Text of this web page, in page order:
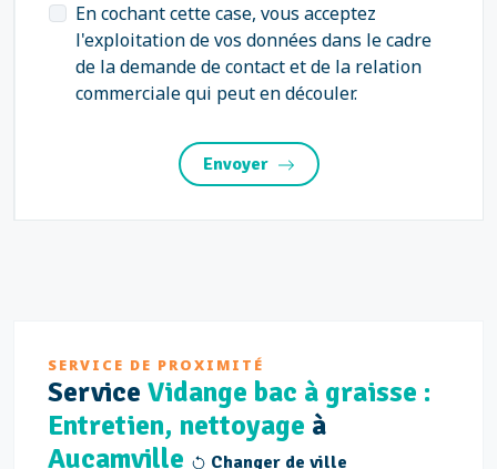
En cochant cette case, vous acceptez
l'exploitation de vos données dans le cadre
de la demande de contact et de la relation
commerciale qui peut en découler.
Envoyer
SERVICE DE PROXIMITÉ
Service Vidange bac à graisse :
Entretien, nettoyage à
Aucamville
Changer de ville